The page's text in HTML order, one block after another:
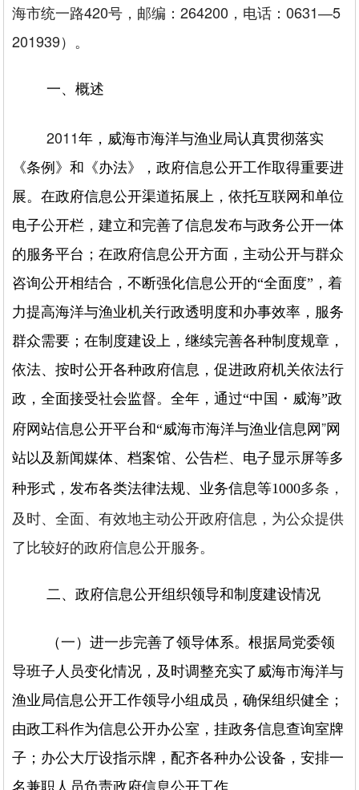
海市统一路420号，邮编：264200，电话：0631―5
201939）。
一、概述
2011年，威海市海洋与渔业局认真贯彻落实
《条例》和《办法》，政府信息公开工作取得重要进
展。在政府信息公开渠道拓展上，依托互联网和单位
电子公开栏，建立和完善了信息发布与政务公开一体
的服务平台；在政府信息公开方面，主动公开与群众
咨询公开相结合，不断强化信息公开的“全面度”，着
力提高海洋与渔业机关行政透明度和办事效率，服务
群众需要；在制度建设上，继续完善各种制度规章，
依法、按时公开各种政府信息，促进政府机关依法行
政，全面接受社会监督。全年，通过“中国・威海”政
府网站信息公开平台和“威海市海洋与渔业信息网”网
站以及新闻媒体、档案馆、公告栏、电子显示屏等多
种形式，发布各类法律法规、业务信息等1000多条，
及时、全面、有效地主动公开政府信息，为公众提供
了比较好的政府信息公开服务。
二、政府信息公开组织领导和制度建设情况
（一）进一步完善了领导体系。根据局党委领
导班子人员变化情况，及时调整充实了威海市海洋与
渔业局信息公开工作领导小组成员，确保组织健全；
由政工科作为信息公开办公室，挂政务信息查询室牌
子；办公大厅设指示牌，配齐各种办公设备，安排一
名兼职人员负责政府信息公开工作。